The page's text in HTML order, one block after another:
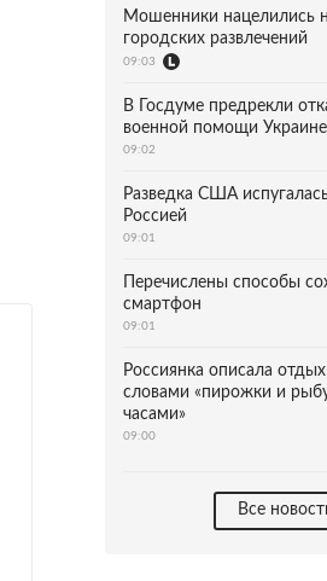
Мошенники нацелились
городских развлечений
09:03
В Госдуме предрекли
военной помощи Украине
09:02
Разведка США
Россией
09:01
Перечислены способы
смартфон
09:01
Россиянка описала
словами «пирожки и
часами»
09:00
Все